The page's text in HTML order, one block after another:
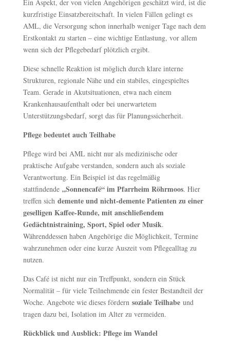
Ein Aspekt, der von vielen Angehörigen geschätzt wird, ist die
kurzfristige Einsatzbereitschaft. In vielen Fällen gelingt es
AML, die Versorgung schon innerhalb weniger Tage nach dem
Erstkontakt zu starten – eine wichtige Entlastung, vor allem
wenn sich der Pflegebedarf plötzlich ergibt.
Diese schnelle Reaktion ist möglich durch klare interne
Strukturen, regionale Nähe und ein stabiles, eingespieltes
Team. Gerade in Akutsituationen, etwa nach einem
Krankenhausaufenthalt oder bei unerwartetem
Unterstützungsbedarf, sorgt das für Planungssicherheit.
Pflege bedeutet auch Teilhabe
Pflege wird bei AML nicht nur als medizinische oder
praktische Aufgabe verstanden, sondern auch als soziale
Verantwortung. Ein Beispiel ist das regelmäßig
stattfindende „Sonnencafé“ im Pfarrheim Röhrmoos. Hier
treffen sich demente und nicht-demente Patienten zu einer
geselligen Kaffee-Runde, mit anschließendem
Gedächtnistraining, Sport, Spiel oder Musik.
Währenddessen haben Angehörige die Möglichkeit, Termine
wahrzunehmen oder eine kurze Auszeit vom Pflegealltag zu
nutzen.
Das Café ist nicht nur ein Treffpunkt, sondern ein Stück
Normalität – für viele Teilnehmende ein fester Bestandteil der
Woche. Angebote wie dieses fördern soziale Teilhabeund
tragen dazu bei, Isolation im Alter zu vermeiden.
Rückblick und Ausblick: Pflege im Wandel